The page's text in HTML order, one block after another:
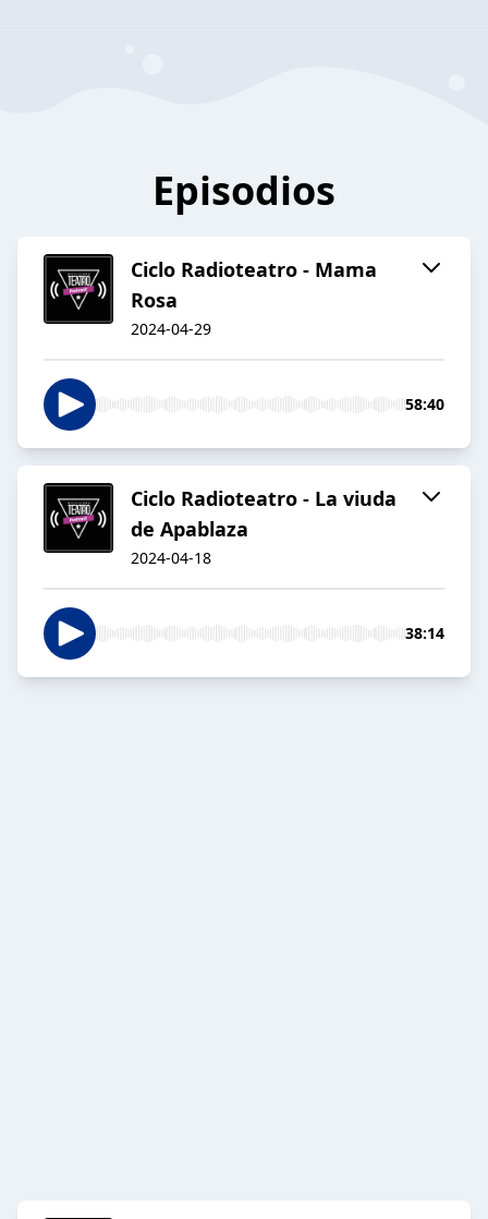
Episodios
Ciclo Radioteatro - Mama
Rosa
2024-04-29
58:40
Ciclo Radioteatro - La viuda
de Apablaza
2024-04-18
38:14